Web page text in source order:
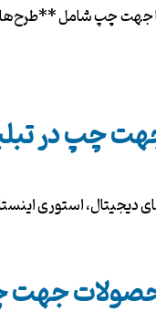
چپ شامل **طرح‌های
چپ در
دیجیتال، استوری